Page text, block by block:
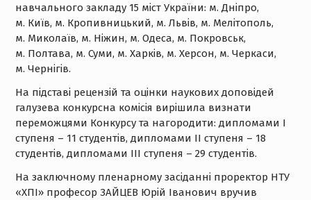
навчального закладу 15 міст України: м. Дніпро,
м. Київ, м. Кропивницький, м. Львів, м. Мелітополь,
м. Миколаїв, м. Ніжин, м. Одеса, м. Покровськ,
м. Полтава, м. Суми, м. Харків, м. Херсон, м. Черкаси,
м. Чернігів.
На підставі рецензій та оцінки наукових доповідей
галузева конкурсна комісія вирішила визнати
переможцями Конкурсу та нагородити: дипломами І
ступеня – 11 студентів, дипломами ІІ ступеня – 18
студентів, дипломами ІІІ ступеня – 29 студентів.
На заключному пленарному засіданні проректор НТУ
«ХПІ» професор ЗАЙЦЕВ Юрій Іванович вручив